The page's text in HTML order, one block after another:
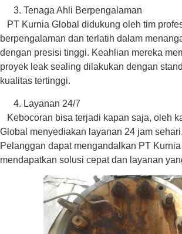
Tenaga Ahli Berpengalaman
PT Kurnia Global didukung oleh tim
berpengalaman dan terlatih dalam
dengan presisi tinggi. Keahlian mereka
proyek leak sealing dilakukan dengan
kualitas tertinggi.
Layanan 24/7
Kebocoran bisa terjadi kapan saja, oleh
Global menyediakan layanan 24 jam
Pelanggan dapat mengandalkan PT
mendapatkan solusi cepat dan layanan